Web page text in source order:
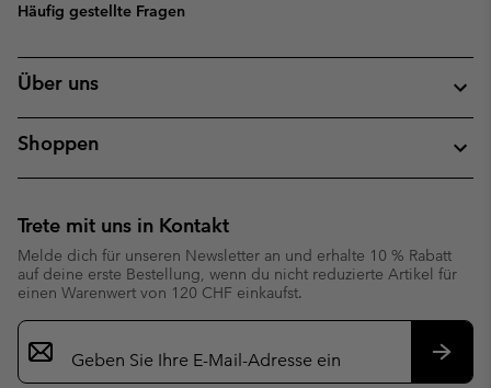
Häufig gestellte Fragen
Über uns
Shoppen
Trete mit uns in Kontakt
Melde dich für unseren Newsletter an und erhalte 10 % Rabatt
auf deine erste Bestellung, wenn du nicht reduzierte Artikel für
einen Warenwert von 120 CHF einkaufst.
Newsletter-
Anmeldung